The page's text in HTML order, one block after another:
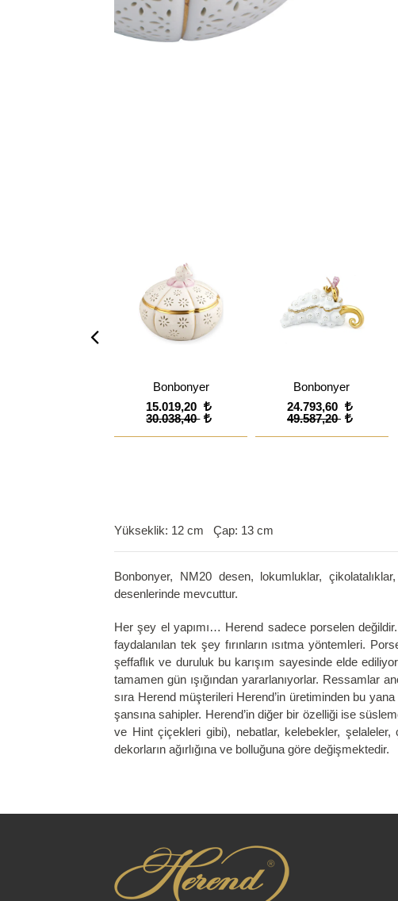
Bonbonyer
15.019,20
30.038,40
Bonbonyer
24.793,60
49.587,20
Yükseklik: 12 cm Çap: 13 cm
Bonbonyer, NM20 desen, lokumluklar,
desenlerinde mevcuttur.
Her şey el yapımı… Herend sadece porselen
faydalanılan tek şey fırınların ısıtma yöntemleri.
şeffaflık ve duruluk bu karışım sayesinde elde
tamamen gün ışığından yararlanıyorlar. Ressamlar
sıra Herend müşterileri Herend’in üretiminden bu
şansına sahipler. Herend’in diğer bir özelliği ise
ve Hint çiçekleri gibi), nebatlar, kelebekler,
dekorların ağırlığına ve bolluğuna göre değişmektedir.